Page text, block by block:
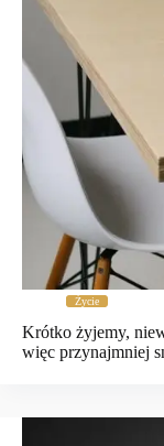
Życie
Krótko żyjemy,
więc przynajmniej